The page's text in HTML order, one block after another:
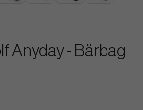
Anyday - Bärbag